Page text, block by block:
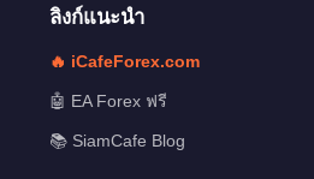
ลิงก์แนะนำ
🔥 iCafeForex.com
🤖 EA Forex ฟรี
📚 SiamCafe Blog